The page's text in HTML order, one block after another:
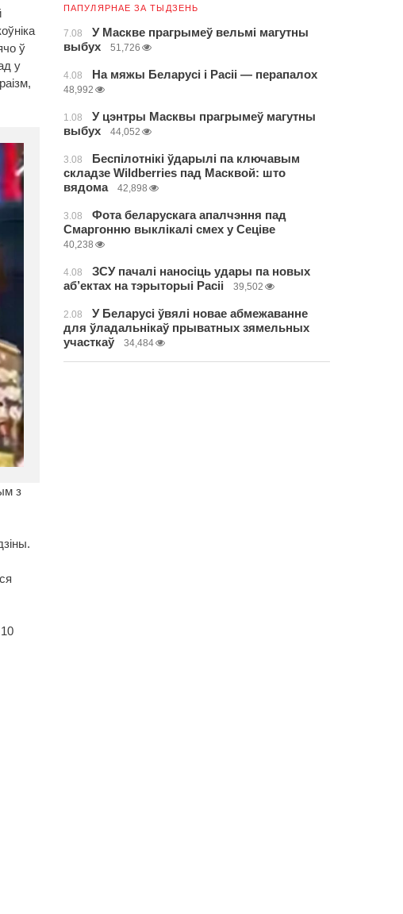
ў
у
з
ПАПУЛЯРНАЕ ЗА ТЫДЗЕНЬ
7.08
У Маскве прагрымеў вельмі магутны
выбух
51,726
4.08 На мяжы Беларусі і Расіі — перапалох
48,992
1.08
У цэнтры Масквы прагрымеў магутны
выбух
44,052
3.08
Беспілотнікі ўдарылі па ключавым
складзе Wildberries пад Масквой: што
вядома
42,898
3.08
Фота беларускага апалчэння пад
Смаргонню выклікалі смех у Сеціве
40,238
4.08
ЗСУ пачалі наносіць удары па новых
аб’ектах на тэрыторыі Расіі
39,502
2.08
У Беларусі ўвялі новае абмежаванне
для ўладальнікаў прыватных зямельных
участкаў
34,484